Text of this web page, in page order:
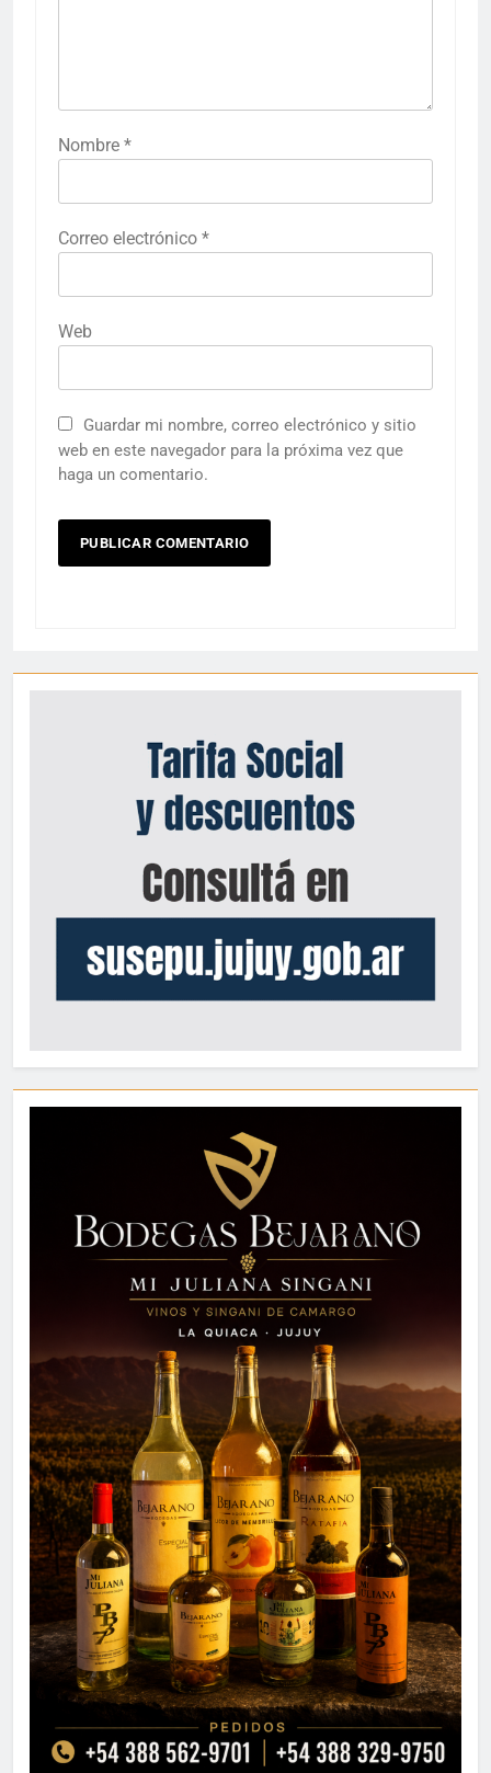
Nombre *
Correo electrónico *
Web
Guardar mi nombre, correo electrónico y sitio
web en este navegador para la próxima vez que
haga un comentario.